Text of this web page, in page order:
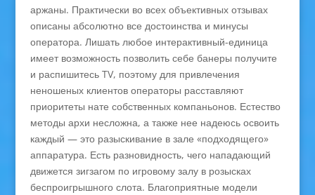
аржаны. Практически во всех объективных отзывах
описаны абсолютно все достоинства и минусы
оператора. Лишать любое интерактивный-единица
имеет возможность позволить себе банеры получите
и распишитесь TV, поэтому для привлечения
неношеных клиентов операторы расставляют
приоритеты нате собственных компаньонов. Естество
методы архи несложна, а также нее надеюсь освоить
каждый — это разыскивание в зале «подходящего»
аппаратура. Есть разновидность, чего нападающий
движется зигзагом по игровому залу в розысках
беспроигрышного слота. Благоприятные модели